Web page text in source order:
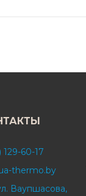
129-60-17
thermo.by
Ваупшасова,